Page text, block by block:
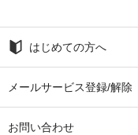
はじめての方へ
メールサービス登録/解除
お問い合わせ